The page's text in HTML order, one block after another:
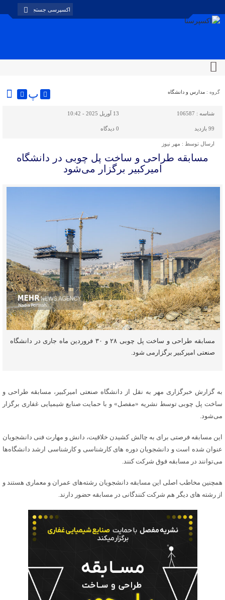
گروه : مدارس و دانشگاه پ
شناسه : 106587 13 آوریل 2025 - 10:42
99 بازدید 0 دیدگاه
ارسال توسط : مهر نیوز
مسابقه طراحی و ساخت پل چوبی در دانشگاه
امیرکبیر برگزار می‌شود
مسابقه طراحی و ساخت پل چوبی ۲۸ و ۳۰ فروردین ماه جاری در دانشگاه
صنعتی امیرکبیر برگزارمی شود.
به گزارش خبرگزاری مهر به نقل از دانشگاه صنعتی امیرکبیر، مسابقه طراحی و
ساخت پل چوبی توسط نشریه «مفصل» و با حمایت صنایع شیمیایی غفاری برگزار
می‌شود.
این مسابقه فرصتی برای به چالش کشیدن خلاقیت، دانش و مهارت فنی دانشجویان
عنوان شده است و دانشجویان دوره های کارشناسی و کارشناسی ارشد دانشگاه‌ها
می‌توانند در مسابقه فوق شرکت کنند.
همچنین مخاطب اصلی این مسابقه دانشجویان رشته‌های عمران و معماری هستند و
از رشته های دیگر هم شرکت کنندگانی در مسابقه حضور دارند.